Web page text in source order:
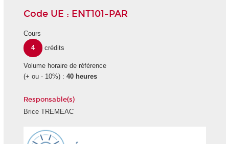
Code UE : ENT101-PAR
Cours
4
crédits
Volume horaire de référence
(+ ou - 10%) : 40 heures
Responsable(s)
Brice TREMEAC